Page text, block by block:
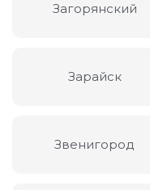
Загорянский
Зарайск
Звенигород